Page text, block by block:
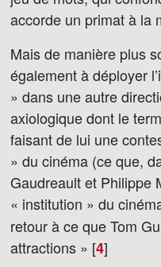
accorde un primat à la
Mais de manière plus
également à déployer
» dans une autre
axiologique dont le
faisant de lui une
» du cinéma (ce que,
Gaudreault et Philippe
« institution » du
retour à ce que Tom
attractions » [4]